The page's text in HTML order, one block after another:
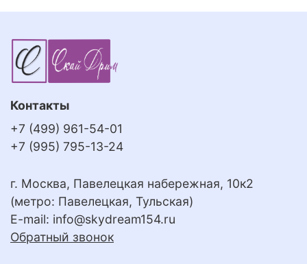
Контакты
+7 (499) 961-54-01
+7 (995) 795-13-24
г. Москва, Павелецкая набережная, 10к2
(метро: Павелецкая, Тульская)
E-mail: info@skydream154.ru
Обратный звонок